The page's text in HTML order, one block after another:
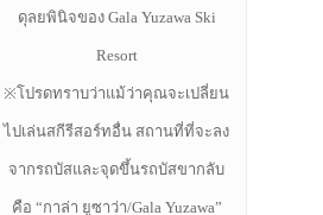
ดุลยพินิจของ Gala Yuzawa Ski
Resort
※โปรดทราบว่าแม้ว่าคุณจะเปลี่ยน
ไปเล่นสกีรีสอร์ทอื่น สถานที่ที่จะลง
จากรถบัสและจุดขึ้นรถบัสขากลับ
คือ “กาล่า ยูซาว่า/Gala Yuzawa”